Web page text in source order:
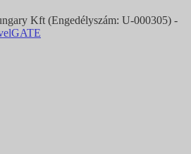
Kft (Engedélyszám: U-000305) -